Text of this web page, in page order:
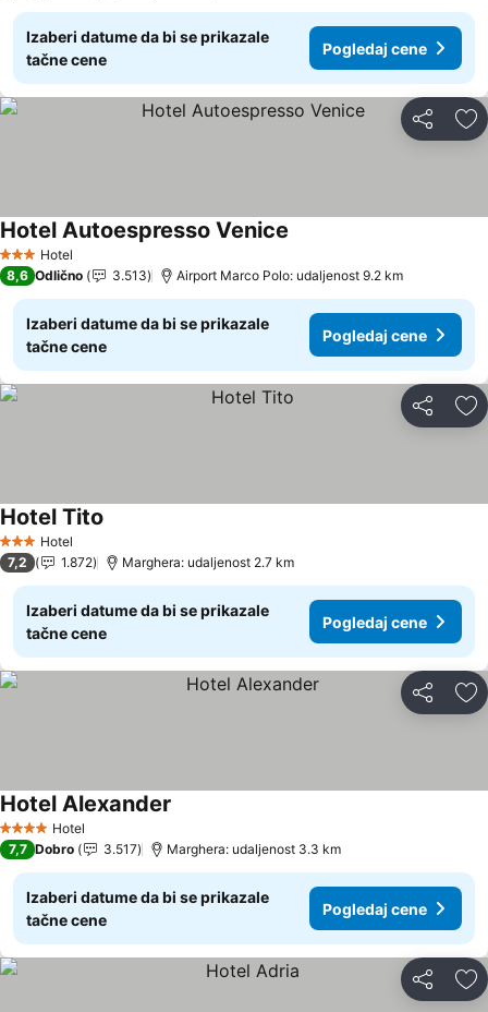
Izaberi datume da bi se prikazale
tačne cene
Pogledaj cene
Deli
3 Zvezdice
Hotel
Hotel Autoespresso Venice
8,6 Odlično 3.513 Airport Marco Polo: udaljenost 9.2 km
Izaberi datume da bi se prikazale
tačne cene
Pogledaj cene
Deli
3 Zvezdice
Hotel
Hotel Tito
7,2 1.872 Marghera: udaljenost 2.7 km
Izaberi datume da bi se prikazale
tačne cene
Pogledaj cene
Deli
4 ZvezdiceHotel
Hotel Alexander
7,7 Dobro 3.517 Marghera: udaljenost 3.3 km
Izaberi datume da bi se prikazale
tačne cene
Pogledaj cene
Deli